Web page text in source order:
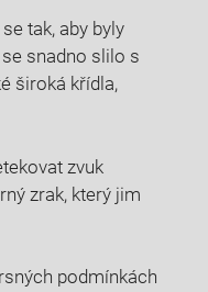
tak, aby byly
snadno slilo s
široká křídla,
zvuk
zrak, který jim
podmínkách